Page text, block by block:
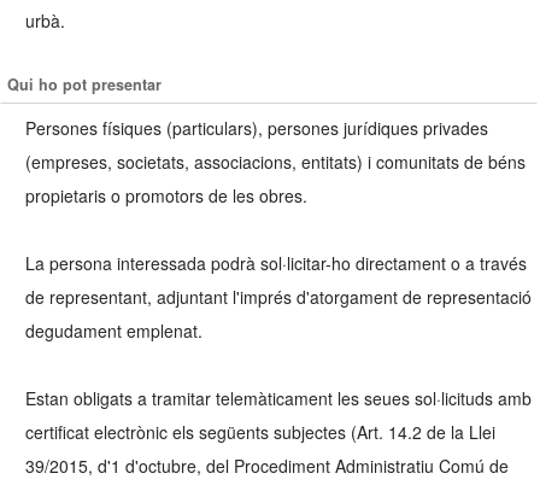
urbà.
Qui ho pot presentar
Persones físiques (particulars), persones jurídiques privades
(empreses, societats, associacions, entitats) i comunitats de béns
propietaris o promotors de les obres.
La persona interessada podrà sol·licitar-ho directament o a través
de representant, adjuntant l'imprés d'atorgament de representació
degudament emplenat.
Estan obligats a tramitar telemàticament les seues sol·licituds amb
certificat electrònic els següents subjectes (Art. 14.2 de la Llei
39/2015, d'1 d'octubre, del Procediment Administratiu Comú de